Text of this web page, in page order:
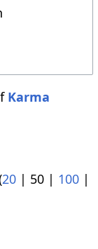
Karma
20 | 50 | 100 |